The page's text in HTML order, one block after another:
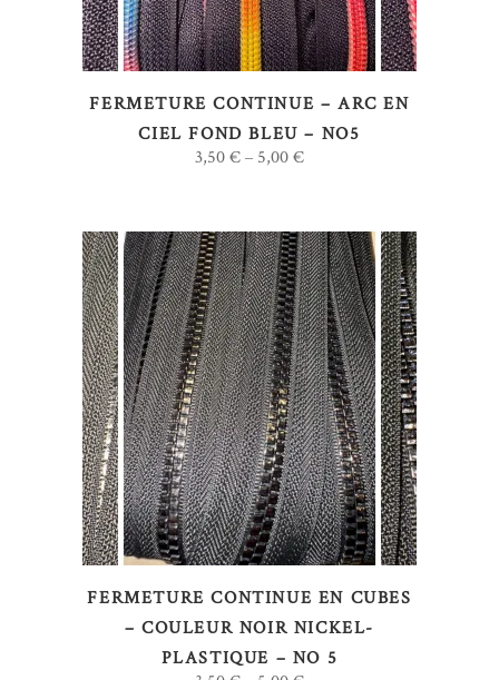
variations.
Les
options
peuvent
page
du
produit
FERMETURE CONTINUE – ARC EN
CIEL FOND BLEU – NO5
3,50€ – 5,00€
CHOIX DES OPTIONS
Ce
produit
a
plusieurs
variations.
Les
options
peuvent
être
FERMETURE CONTINUE EN CUBES
– COULEUR NOIR NICKEL-
PLASTIQUE – NO 5